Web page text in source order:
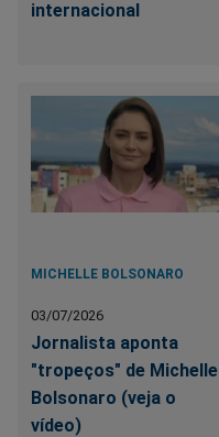
internacional
MICHELLE BOLSONARO
03/07/2026
Jornalista aponta
"tropeços" de Michelle
Bolsonaro (veja o
vídeo)